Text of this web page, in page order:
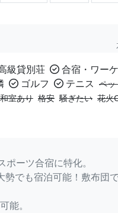
級貸別荘 合宿・ワー
ゴルフ テニス ペッ
和室あり 格安 騒ぎたい 花火
ーツ合宿に特化。
でも宿泊可能！敷布団
能。